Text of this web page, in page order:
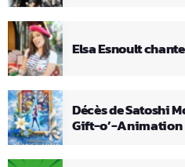
Elsa Esnoult
Décès de Satoshi
Gift-o’-Animation